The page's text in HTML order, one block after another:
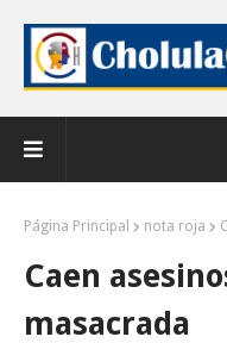
Página Principal nota roja
Caen
masacrada